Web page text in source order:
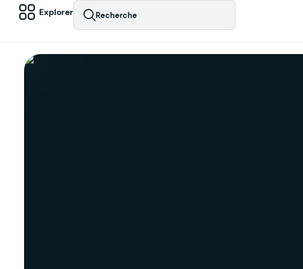
Explorer Recherche